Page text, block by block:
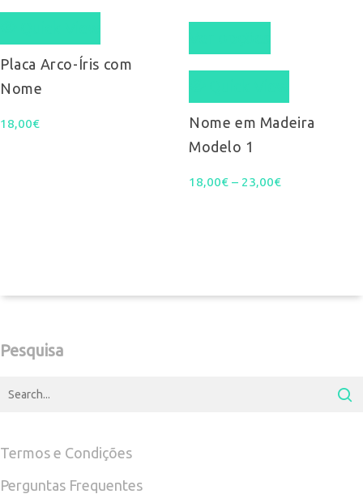
Placa Arco-Íris com
Nome
18,00€
This
product
multiple
The
Nome em Madeira
Modelo 1
18,00€ – 23,00€Price
Pesquisa
Termos e Condições
Perguntas Frequentes